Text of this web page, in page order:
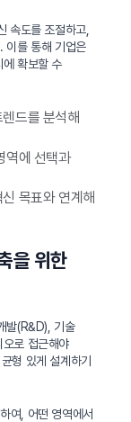
속도를 조절하고,
이를 통해 기업은
확보할 수
드를 분석해
역에 선택과
목표와 연계해
을 위한
발(R&D), 기술
로 접근해야
형 있게 설계하기
여, 어떤 영역에서